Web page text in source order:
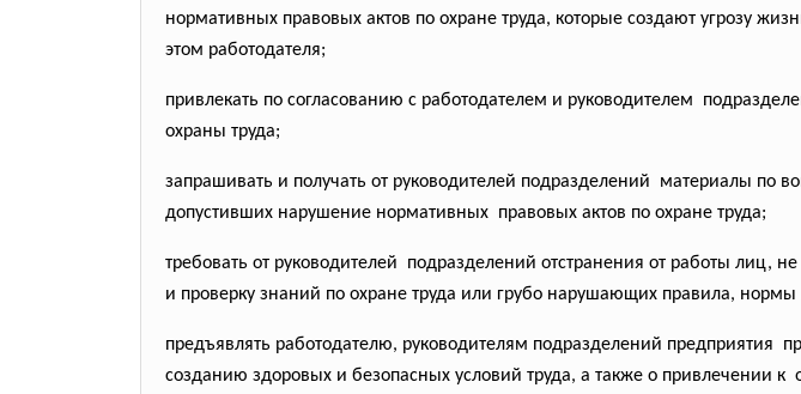
нормативных правовых актов по охране труда, которые создают угрозу
этом работодателя;
привлекать по согласованию с работодателем и руководителем
охраны труда;
запрашивать и получать от руководителей подразделений материалы по
допустивших нарушение нормативных правовых актов по охране труда;
требовать от руководителей подразделений отстранения от работы лиц,
и проверку знаний по охране труда или грубо нарушающих правила, нормы
предъявлять работодателю, руководителям подразделений предприятия
созданию здоровых и безопасных условий труда, а также о привлечении